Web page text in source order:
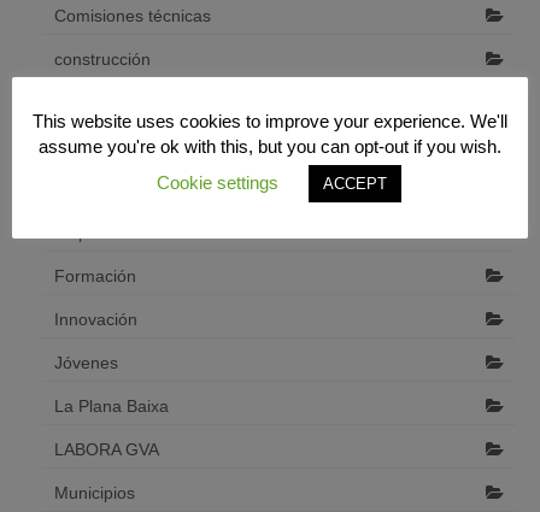
Comisiones técnicas
construcción
Desarrollo económico local
Diputació de Castelló
Formación
Innovación
Jóvenes
La Plana Baixa
LABORA GVA
Municipios
This website uses cookies to improve your experience. We'll
assume you're ok with this, but you can opt-out if you wish.
Cookie settings
ACCEPT